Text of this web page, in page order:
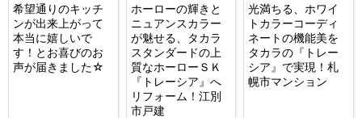
希望通りのキッチ
ンが出来上がって
本当に嬉しいで
す！とお喜びのお
声が届きました☆
ホーローの輝きと
ニュアンスカラー
が魅せる、タカラ
スタンダードの上
質なホーローＳＫ
『トレーシア』へ
リフォーム！江別
市戸建
光満ちる、ホワイ
トカラーコーディ
ネートの機能美を
タカラの『トレー
シア』で実現！札
幌市マンション